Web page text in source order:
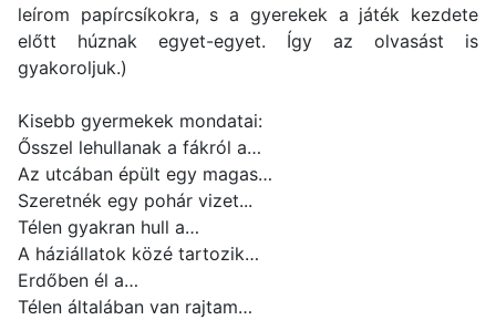
leírom papírcsíkokra, s a gyerekek a játék kezdete
előtt húznak egyet-egyet. Így az olvasást is
gyakoroljuk.)
Kisebb gyermekek mondatai:
Ősszel lehullanak a fákról a…
Az utcában épült egy magas…
Szeretnék egy pohár vizet...
Télen gyakran hull a…
A háziállatok közé tartozik…
Erdőben él a…
Télen általában van rajtam…